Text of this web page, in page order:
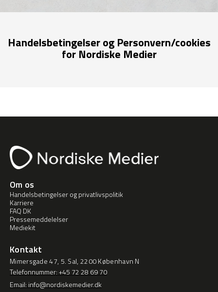
Handelsbetingelser og Personvern/cookies
for Nordiske Medier
Om os
Handelsbetingelser og privatlivspolitik
Karriere
FAQ DK
Pressemeddelelser
Mediekit
Kontakt
Mimersgade 47, 5. Sal, 2200 København N
Telefonnummer: +45 72 28 69 70
Email: info@nordiskemedier.dk